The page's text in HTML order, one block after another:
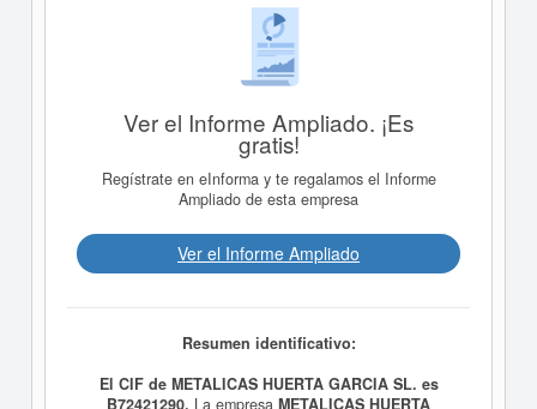
Ver el Informe Ampliado. ¡Es
gratis!
Regístrate en eInforma y te regalamos el Informe
Ampliado de esta empresa
Ver el Informe Ampliado
Resumen identificativo:
El CIF de METALICAS HUERTA GARCIA SL. es
B72421290. La empresa METALICAS HUERTA